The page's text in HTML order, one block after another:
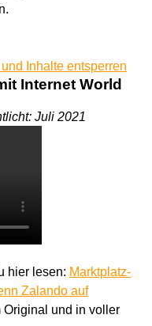
Inhalte entsperren
Internet World
Juli 2021
hier lesen: Marktplatz-
Zalando auf
Original und in voller